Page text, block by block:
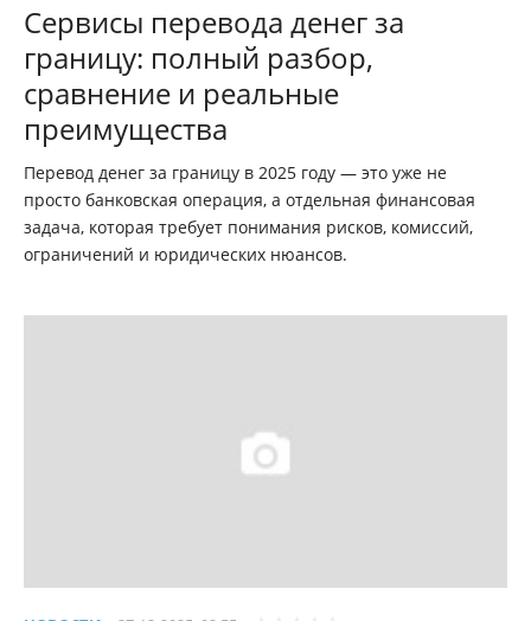
Сервисы перевода денег за
границу: полный разбор,
сравнение и реальные
преимущества
Перевод денег за границу в 2025 году — это уже не
просто банковская операция, а отдельная финансовая
задача, которая требует понимания рисков, комиссий,
ограничений и юридических нюансов.